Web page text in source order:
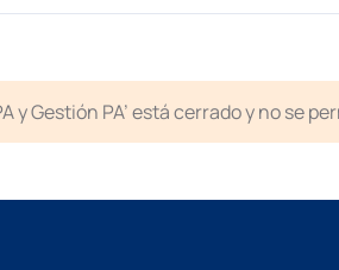
Gestión PA’ está cerrado y no se